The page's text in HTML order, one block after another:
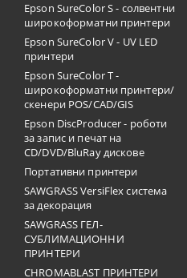
Epson SureColor S - солвентни
широкоформатни принтери
Epson SureColor V - UV LED
принтери
Epson SureColor T -
широкоформатни принтери/
скенери POS/CAD/GIS
Epson DiscProducer - роботи
за запис и печат на
CD/DVD/BluRay дискове
Портативни принтери
SAWGRASS VersiFlex система
за декорация
SAWGRASS ГЕЛ-
СУБЛИМАЦИОННИ
ПРИНТЕРИ
CHROMABLAST ПРИНТЕРИ